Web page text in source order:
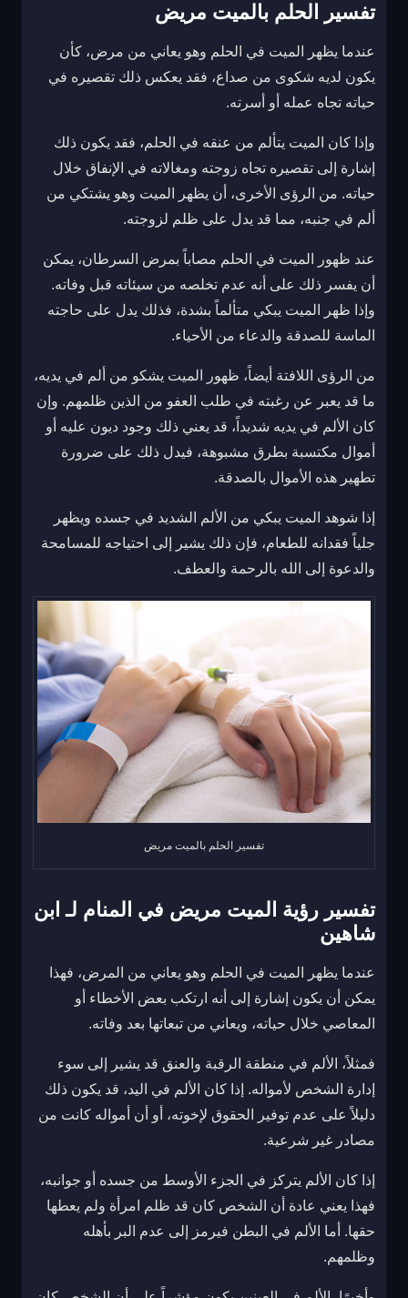
تفسير الحلم بالميت مريض
عندما يظهر الميت في الحلم وهو يعاني من مرض، كأن
يكون لديه شكوى من صداع، فقد يعكس ذلك تقصيره في
حياته تجاه عمله أو أسرته.
وإذا كان الميت يتألم من عنقه في الحلم، فقد يكون ذلك
إشارة إلى تقصيره تجاه زوجته ومغالاته في الإنفاق خلال
حياته. من الرؤى الأخرى، أن يظهر الميت وهو يشتكي من
ألم في جنبه، مما قد يدل على ظلم لزوجته.
عند ظهور الميت في الحلم مصاباً بمرض السرطان، يمكن
أن يفسر ذلك على أنه عدم تخلصه من سيئاته قبل وفاته.
وإذا ظهر الميت يبكي متألماً بشدة، فذلك يدل على حاجته
الماسة للصدقة والدعاء من الأحياء.
من الرؤى اللافتة أيضاً، ظهور الميت يشكو من ألم في يديه،
ما قد يعبر عن رغبته في طلب العفو من الذين ظلمهم. وإن
كان الألم في يديه شديداً، قد يعني ذلك وجود ديون عليه أو
أموال مكتسبة بطرق مشبوهة، فيدل ذلك على ضرورة
تطهير هذه الأموال بالصدقة.
إذا شوهد الميت يبكي من الألم الشديد في جسده ويظهر
جلياً فقدانه للطعام، فإن ذلك يشير إلى احتياجه للمسامحة
والدعوة إلى الله بالرحمة والعطف.
تفسير الحلم بالميت مريض
تفسير رؤية الميت مريض في المنام لـ ابن
شاهين
عندما يظهر الميت في الحلم وهو يعاني من المرض، فهذا
يمكن أن يكون إشارة إلى أنه ارتكب بعض الأخطاء أو
المعاصي خلال حياته، ويعاني من تبعاتها بعد وفاته.
فمثلاً، الألم في منطقة الرقبة والعنق قد يشير إلى سوء
إدارة الشخص لأمواله. إذا كان الألم في اليد، قد يكون ذلك
دليلاً على عدم توفير الحقوق لإخوته، أو أن أمواله كانت من
مصادر غير شرعية.
إذا كان الألم يتركز في الجزء الأوسط من جسده أو جوانبه،
فهذا يعني عادة أن الشخص كان قد ظلم امرأة ولم يعطها
حقها. أما الألم في البطن فيرمز إلى عدم البر بأهله
وظلمهم.